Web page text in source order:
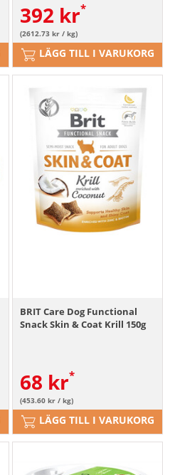
392 kr
(2612.73 kr / kg)
LÄGG TILL I VARUKORG
BRIT Care Dog Functional
Snack Skin & Coat Krill 150g
68 kr
(453.60 kr / kg)
LÄGG TILL I VARUKORG